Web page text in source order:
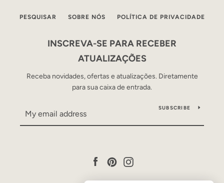
PESQUISAR SOBRE NÓS POLÍTICA DE PRIVACIDADE
INSCREVA-SE PARA RECEBER
ATUALIZAÇÕES
Receba novidades, ofertas e atualizações. Diretamente
para sua caixa de entrada.
SUBSCRIBE
FacebookPinterest